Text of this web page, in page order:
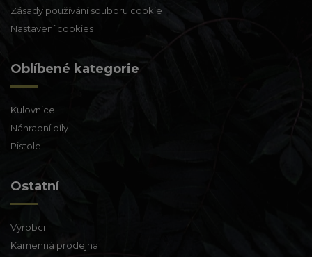
Zásady používání souboru cookie
Nastavení cookies
Oblíbené kategorie
Kulovnice
Náhradní díly
Pistole
Ostatní
Výrobci
Kamenná prodejna